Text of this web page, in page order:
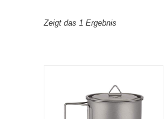
Zeigt das 1 Ergebnis